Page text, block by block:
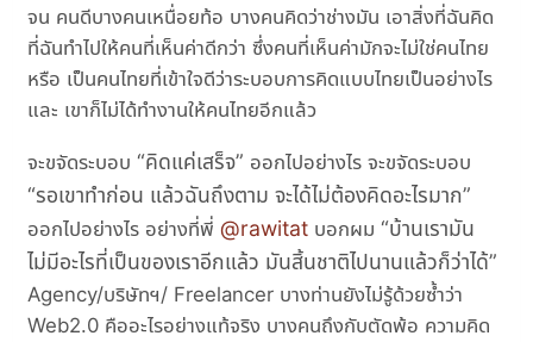
จน คนดีบางคนเหนื่อยท้อ บางคนคิดว่าช่างมัน เอาสิ่งที่ฉันคิด
ที่ฉันทำไปให้คนที่เห็นค่าดีกว่า ซึ่งคนที่เห็นค่ามักจะไม่ใช่คนไทย
หรือ เป็นคนไทยที่เข้าใจดีว่าระบอบการคิดแบบไทยเป็นอย่างไร
และ เขาก็ไม่ได้ทำงานให้คนไทยอีกแล้ว
จะขจัดระบอบ คิดแค่เสร็จ ออกไปอย่างไร จะขจัดระบอบ
รอเขาทำก่อน แล้วฉันถึงตาม จะได้ไม่ต้องคิดอะไรมาก
ออกไปอย่างไร อย่างที่พี่@rawitat บอกผม บ้านเรามัน
ไม่มีอะไรที่เป็นของเราอีกแล้ว มันสิ้นชาติไปนานแล้วก็ว่าได้
Agency/บริษัทฯ/ Freelancer บางท่านยังไม่รู้ด้วยซ้ำว่า
Web2.0 คืออะไรอย่างแท้จริง บางคนถึงกับตัดพ้อ ความคิด